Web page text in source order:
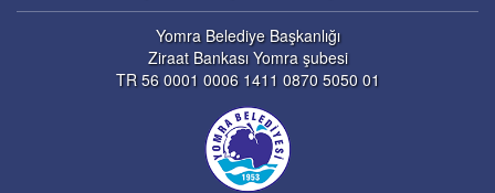
Yomra Belediye Başkanlığı
Ziraat Bankası Yomra şubesi
TR 56 0001 0006 1411 0870 5050 01